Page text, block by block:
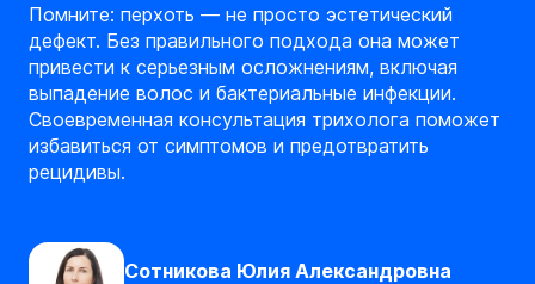
Помните: перхоть — не просто эстетический
дефект. Без правильного подхода она может
привести к серьезным осложнениям, включая
выпадение волос и бактериальные инфекции.
Своевременная консультация трихолога поможет
избавиться от симптомов и предотвратить
рецидивы.
Сотникова Юлия Александровна